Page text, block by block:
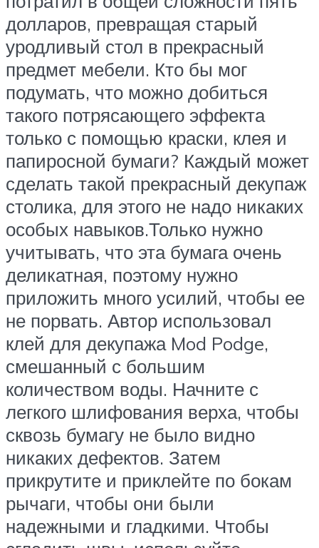
долларов, превращая старый
уродливый стол в прекрасный
предмет мебели. Кто бы мог
подумать, что можно добиться
такого потрясающего эффекта
только с помощью краски, клея и
папиросной бумаги? Каждый может
сделать такой прекрасный декупаж
столика, для этого не надо никаких
особых навыков.Только нужно
учитывать, что эта бумага очень
деликатная, поэтому нужно
приложить много усилий, чтобы ее
не порвать. Автор использовал
клей для декупажа Mod Podge,
смешанный с большим
количеством воды. Начните с
легкого шлифования верха, чтобы
сквозь бумагу не было видно
никаких дефектов. Затем
прикрутите и приклейте по бокам
рычаги, чтобы они были
надежными и гладкими. Чтобы